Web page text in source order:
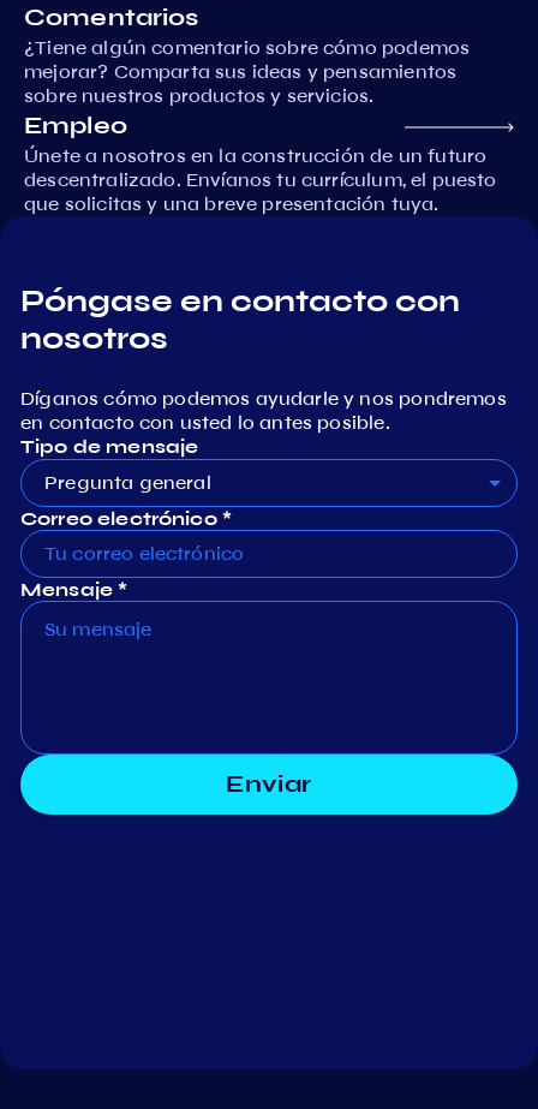
Comentarios
¿Tiene algún comentario sobre cómo podemos
mejorar? Comparta sus ideas y pensamientos
sobre nuestros productos y servicios.
Empleo
Únete a nosotros en la construcción de un futuro
descentralizado. Envíanos tu currículum, el puesto
que solicitas y una breve presentación tuya.
Póngase en contacto con
nosotros
Díganos cómo podemos ayudarle y nos pondremos
en contacto con usted lo antes posible.
Tipo de mensaje
Pregunta general
Correo electrónico *
Mensaje *
Enviar